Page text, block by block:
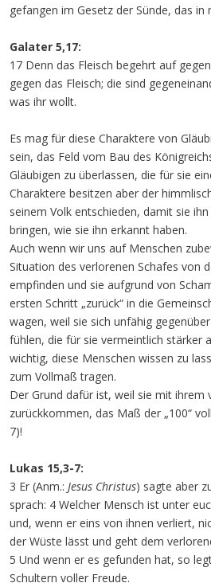
gefangen im Gesetz der Sünde, das in
Galater 5,17:
17 Denn das Fleisch begehrt auf
gegen das Fleisch; die sind
was ihr wollt.
Es mag für diese Charaktere von
sein, das Feld vom Bau des
Gläubigen zu überlassen, die für sie
Charaktere besitzen aber der
seinem Volk entschieden, damit sie
bringen, wie sie ihn erkannt haben.
Auch wenn wir uns auf Menschen
Situation des verlorenen Schafes von
empfinden und sie aufgrund von
ersten Schritt „zurück“ in die
wagen, weil sie sich unfähig
fühlen, die für sie vermeintlich stärker
wichtig, diese Menschen wissen zu
zum Vollmaß tragen.
Der Grund dafür ist, weil sie mit ihrem
zurückkommen, das Maß der „100“
7)!
Lukas 15,3-7:
3 Er (Anm.: Jesus Christus) sagte aber
sprach: 4 Welcher Mensch ist unter
und, wenn er eins von ihnen verliert,
der Wüste lässt und geht dem
5 Und wenn er es gefunden hat, so
Schultern voller Freude.